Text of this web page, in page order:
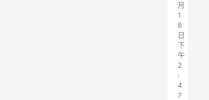
月
1
8
日
下
午
2
:
4
7